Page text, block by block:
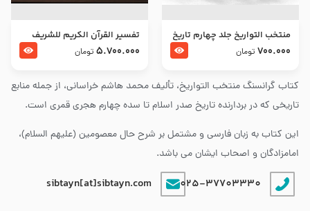
کتاب گرانسنگ منتخب التواريخ، تألیف محمد هاشم خراسانی، از جمله منابع
تاریخی که در بردارنده تاریخ صدر اسلام تا سده چهارم هجری قمری است.
این کتاب به زبان فارسی و مشتمل بر شرح حال معصومین (علیهم السلام)،
امامزادگان و اصحاب ایشان می باشد.
025-37703330
sibtayn[at]sibtayn.com
منتخب التواریخ جلد چهارم تاریخ
امام زین العابدین و امام محمد
700.000 تومان
تفسير القرآن الكريم للشريف
المرتضي قدس سرّه
5.700.000 تومان